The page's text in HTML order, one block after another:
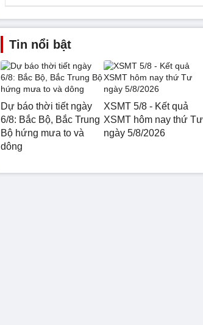
Tin nổi bật
Dự báo thời tiết ngày
6/8: Bắc Bộ, Bắc Trung
Bộ hứng mưa to và
dông
XSMT 5/8 - Kết quả
XSMT hôm nay thứ Tư
ngày 5/8/2026